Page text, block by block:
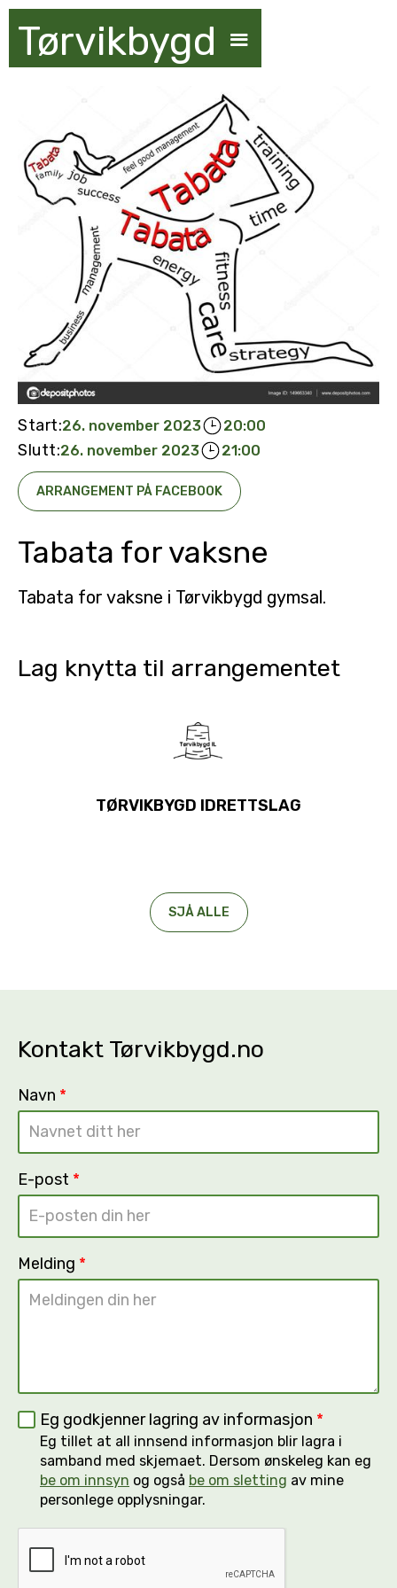
Tørvikbygd
Start:26. november 2023 20:00
Slutt:26. november 2023 21:00
ARRANGEMENT PÅ FACEBOOK
Tabata for vaksne
Tabata for vaksne i Tørvikbygd gymsal.
Lag knytta til arrangementet
TØRVIKBYGD IDRETTSLAG
SJÅ ALLE
Kontakt Tørvikbygd.no
Navn *
E-post *
Melding *
Eg godkjenner lagring av informasjon *
Eg tillet at all innsend informasjon blir lagra i
samband med skjemaet. Dersom ønskeleg kan eg
be om innsyn og også be om sletting av mine
personlege opplysningar.